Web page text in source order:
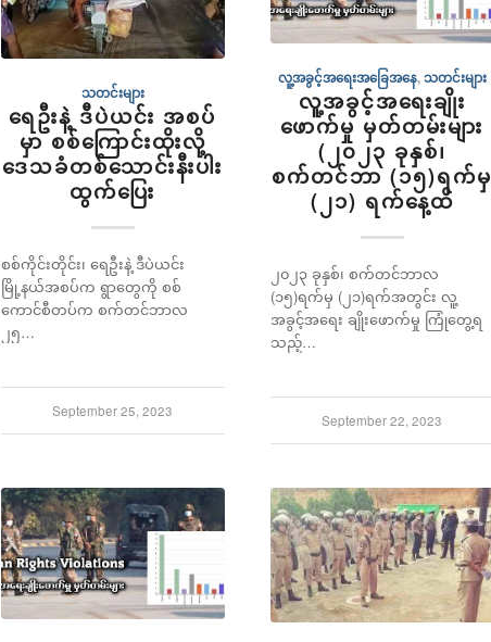
သတင်းများ
ရေဦးနဲ့ ဒီပဲယင်း အစပ်
မှာ စစ်ကြောင်းထိုးလို့
ဒေသခံတစ်သောင်းနီးပါး
ထွက်ပြေး
စစ်ကိုင်းတိုင်း၊ ရေဦးနဲ့ ဒီပဲယင်း
မြို့နယ်အစပ်က ရွာတွေကို စစ်
ကောင်စီတပ်က စက်တင်ဘာလ
၂၅…
September 25, 2023
လူ့အခွင့်အရေးအခြေအနေ,သတင်းများ
လူ့အခွင့်အရေးချိုး
ဖောက်မှု မှတ်တမ်းများ
(၂၀၂၃ ခုနှစ်၊
စက်တင်ဘာ (၁၅)ရက်မှ
(၂၁) ရက်နေ့ထိ
၂၀၂၃ ခုနှစ်၊ စက်တင်ဘာလ
(၁၅)ရက်မှ (၂၁)ရက်အတွင်း လူ့
အခွင့်အရေး ချိုးဖောက်မှု ကြုံတွေ့ရ
သည့်…
September 22, 2023